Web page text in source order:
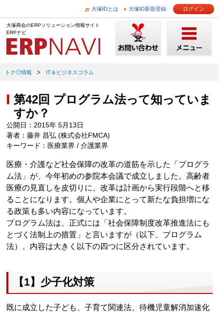
大塚IDとは 大塚ID新規登録 ログイン
大塚商会のERPソリューション情報サイト
ERPナビ
トク◎情報 IT＆ビジネスコラム
第42回 プログラム法って知っていま
すか？
公開日：2015年 5月13日
著者：藤井 昌弘 (株式会社FMCA)
キーワード：医療業界 / 介護業界
医療・介護など社会保障の改革の道筋を示した「プログラ
ム法」が、今年初めの参院本会議で成立しました。高齢者
医療の見直しを皮切りに、改革は計画から実行段階へと移
ることになります。個人や企業にとって新たな負担増にな
る政策も多い内容になっています。
プログラム法は、正式には「社会保障制度改革推進法にも
とづく法制上の措置」と言いますが（以下、プログラム
法）、内容は大きく以下の四つに区分されています。
【1】少子化対策
既に成立した子ども、子育て関連法、待機児童解消加速化